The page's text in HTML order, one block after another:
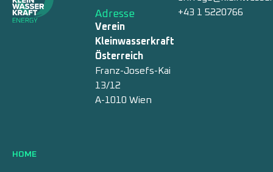
Adresse
Verein
Kleinwasserkraft
Österreich
Franz-Josefs-Kai
13/12
A-1010 Wien
+43 1 5220766
HOME